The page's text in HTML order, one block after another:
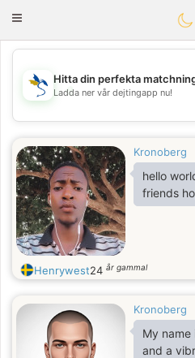
Toggle
💖
💕
Hitta din perfekta
Ladda ner vår dejtingapp nu!
Kronoberg
hello
friends
Henrywest24 år gammal
Kronoberg
My name
and a